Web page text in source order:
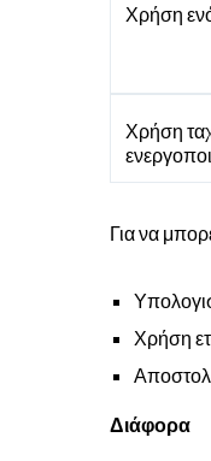
Χρήση
Χρήση
Για να
Χρήση
Διάφορα